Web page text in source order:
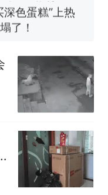
立调查组全面
深色蛋糕”上热
了！
在飞行途中排
：机上100多
；客服回应：并
发放西梅汁
放菜刀的女孩，
我回家”改写了